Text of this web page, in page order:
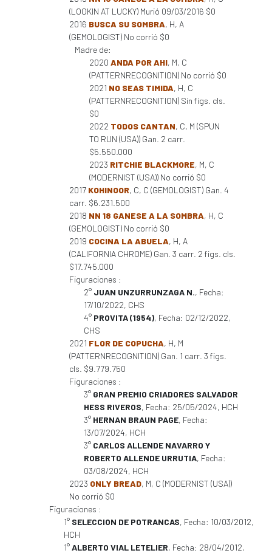
(LOOKIN AT LUCKY) Murió 09/03/2016 $0
2016 BUSCA SU SOMBRA, H, A
(GEMOLOGIST) No corrió $0
Madre de:
2020 ANDA POR AHI, M, C
(PATTERNRECOGNITION) No corrió $0
2021 NO SEAS TIMIDA, H, C
(PATTERNRECOGNITION) Sin figs. cls.
$0
2022 TODOS CANTAN, C, M (SPUN
TO RUN (USA)) Gan. 2 carr.
$5.550.000
2023 RITCHIE BLACKMORE, M, C
(MODERNIST (USA)) No corrió $0
2017 KOHINOOR, C, C (GEMOLOGIST) Gan. 4
carr. $6.231.500
2018 NN 18 GANESE A LA SOMBRA, H, C
(GEMOLOGIST) No corrió $0
2019 COCINA LA ABUELA, H, A
(CALIFORNIA CHROME) Gan. 3 carr. 2 figs. cls.
$17.745.000
Figuraciones :
2° JUAN UNZURRUNZAGA N., Fecha:
17/10/2022, CHS
4° PROVITA (1954), Fecha: 02/12/2022,
CHS
2021 FLOR DE COPUCHA, H, M
(PATTERNRECOGNITION) Gan. 1 carr. 3 figs.
cls. $9.779.750
Figuraciones :
3° GRAN PREMIO CRIADORES SALVADOR
HESS RIVEROS, Fecha: 25/05/2024, HCH
3° HERNAN BRAUN PAGE, Fecha:
13/07/2024, HCH
3° CARLOS ALLENDE NAVARRO Y
ROBERTO ALLENDE URRUTIA, Fecha:
03/08/2024, HCH
2023 ONLY BREAD, M, C (MODERNIST (USA))
No corrió $0
Figuraciones :
1° SELECCION DE POTRANCAS, Fecha: 10/03/2012,
HCH
1°ALBERTO VIAL LETELIER, Fecha: 28/04/2012,